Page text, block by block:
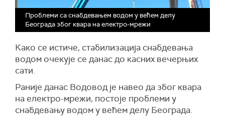
Проблеми са снабдевањем водом у већем делу
Београда због квара на електро-мрежи
Како се истиче, стабилизација снабдевања
водом очекује се данас до касних вечерњих
сати.
Раније данас Водовод је навео да због квара
на електро-мрежи, постоје проблеми у
снабдевању водом у већем делу Београда.